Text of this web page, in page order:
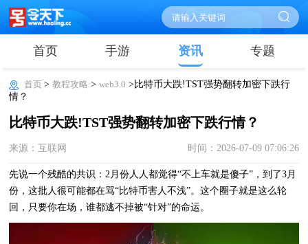
首页 手游 资讯 专题
首页>教程攻略 >web3.0 >比特币大跌!TST强势翻转加密下跌行
情？
比特币大跌!TST强势翻转加密下跌行情？
来源：互联网 时间：2026-07-09 07:06:26
先说一个残酷的共识：2月份人人都觉得“不上车就是傻子”，到了3月
份，这批人很可能都在骂“比特币害人不浅”。这个圈子就是这么轮
回，只要你在场，谁都逃不掉被“针对”的命运。